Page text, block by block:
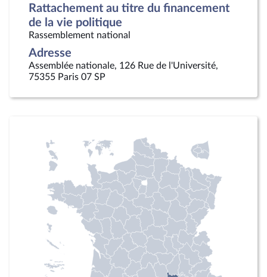
Rattachement au titre du financement
de la vie politique
Rassemblement national
Adresse
Assemblée nationale, 126 Rue de l'Université,
75355 Paris 07 SP